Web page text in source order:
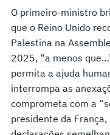
O primeiro-ministro
que o Reino Unido
Palestina na
2025, “a menos
permita a ajuda
interrompa as
comprometa com a
presidente da